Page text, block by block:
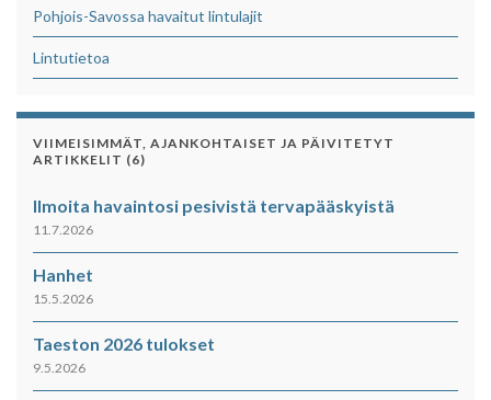
Pohjois-Savossa havaitut lintulajit
Lintutietoa
VIIMEISIMMÄT, AJANKOHTAISET JA PÄIVITETYT
ARTIKKELIT (6)
Ilmoita havaintosi pesivistä tervapääskyistä
11.7.2026
Hanhet
15.5.2026
Taeston 2026 tulokset
9.5.2026